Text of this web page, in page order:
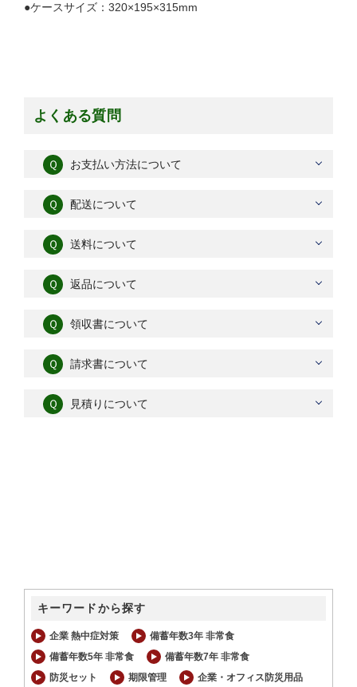
●ケースサイズ：320×195×315mm
よくある質問
Ｑ お支払い方法について
Ｑ 配送について
Ｑ 送料について
Ｑ 返品について
Ｑ 領収書について
Ｑ 請求書について
Ｑ 見積りについて
キーワードから探す
企業 熱中症対策
備蓄年数3年 非常食
備蓄年数5年 非常食
備蓄年数7年 非常食
防災セット
期限管理
企業・オフィス防災用品